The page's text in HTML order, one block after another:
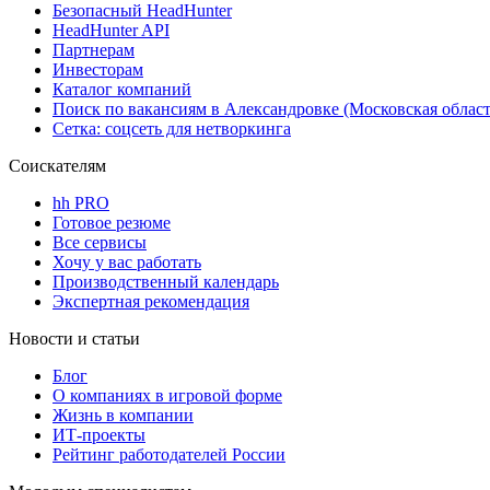
Безопасный HeadHunter
HeadHunter API
Партнерам
Инвесторам
Каталог компаний
Поиск по вакансиям в Александровке (Московская
Сетка: соцсеть для нетворкинга
Соискателям
hh PRO
Готовое резюме
Все сервисы
Хочу у вас работать
Производственный календарь
Экспертная рекомендация
Новости и статьи
Блог
О компаниях в игровой форме
Жизнь в компании
ИТ-проекты
Рейтинг работодателей России